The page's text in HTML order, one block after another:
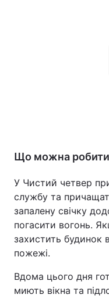
Що можна робити
У Чистий четвер
службу та
запалену свічку
погасити вогонь.
захистить будинок
пожежі.
Вдома цього дня
миють вікна та